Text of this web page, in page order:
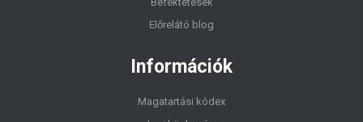
Előrelátó blog
Információk
Magatartási kódex